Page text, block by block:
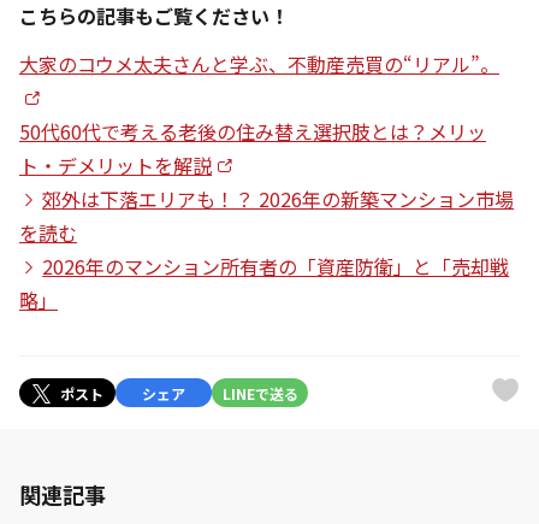
こちらの記事もご覧ください！
大家のコウメ太夫さんと学ぶ、不動産売買の“リアル”。
50代60代で考える老後の住み替え選択肢とは？メリッ
ト・デメリットを解説
郊外は下落エリアも！？ 2026年の新築マンション市場
を読む
2026年のマンション所有者の「資産防衛」と「売却戦
略」
ポスト シェア LINEで送る
関連記事